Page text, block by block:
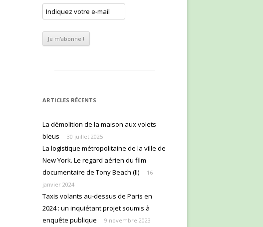
ARTICLES RÉCENTS
La démolition de la maison aux volets
bleus
30 juillet 2025
La logistique métropolitaine de la ville de
New York. Le regard aérien du film
documentaire de Tony Beach (II)
16
janvier 2024
Taxis volants au-dessus de Paris en
2024 : un inquiétant projet soumis à
enquête publique
9 novembre 2023